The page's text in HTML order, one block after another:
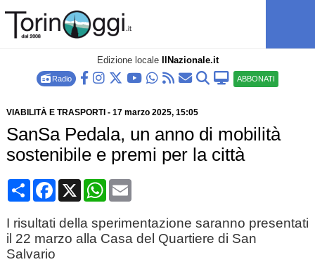
Edizione locale IlNazionale.it
Radio ABBONATI
VIABILITÀ E TRASPORTI - 17 marzo 2025, 15:05
SanSa Pedala, un anno di mobilità
sostenibile e premi per la città
CondividiFacebook
X WhatsApp
Email
I risultati della sperimentazione saranno presentati
il 22 marzo alla Casa del Quartiere di San
Salvario